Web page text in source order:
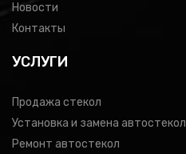
Новости
Контакты
УСЛУГИ
Продажа стекол
Установка и замена автостекол
Ремонт автостекол